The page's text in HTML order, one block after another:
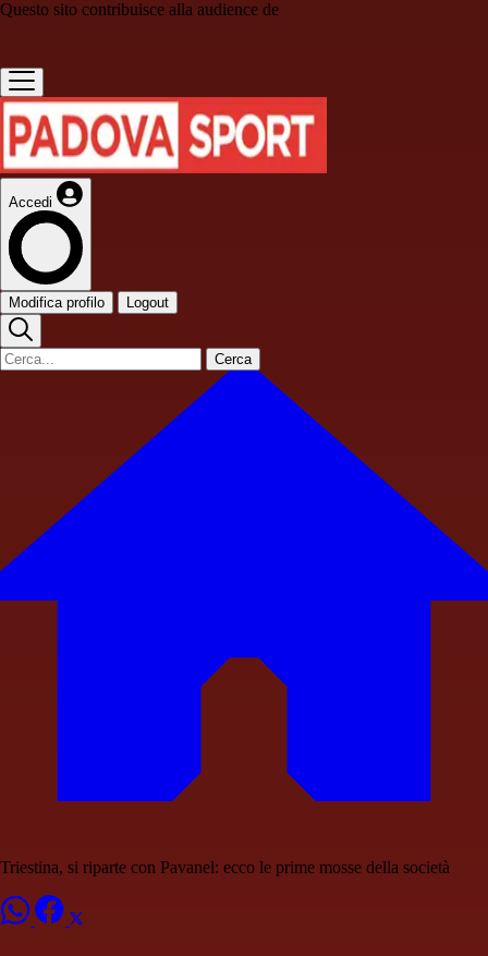
Questo sito contribuisce alla audience de
Accedi
Modifica profilo Logout
Cerca
Triestina, si riparte con Pavanel: ecco le prime mosse della società